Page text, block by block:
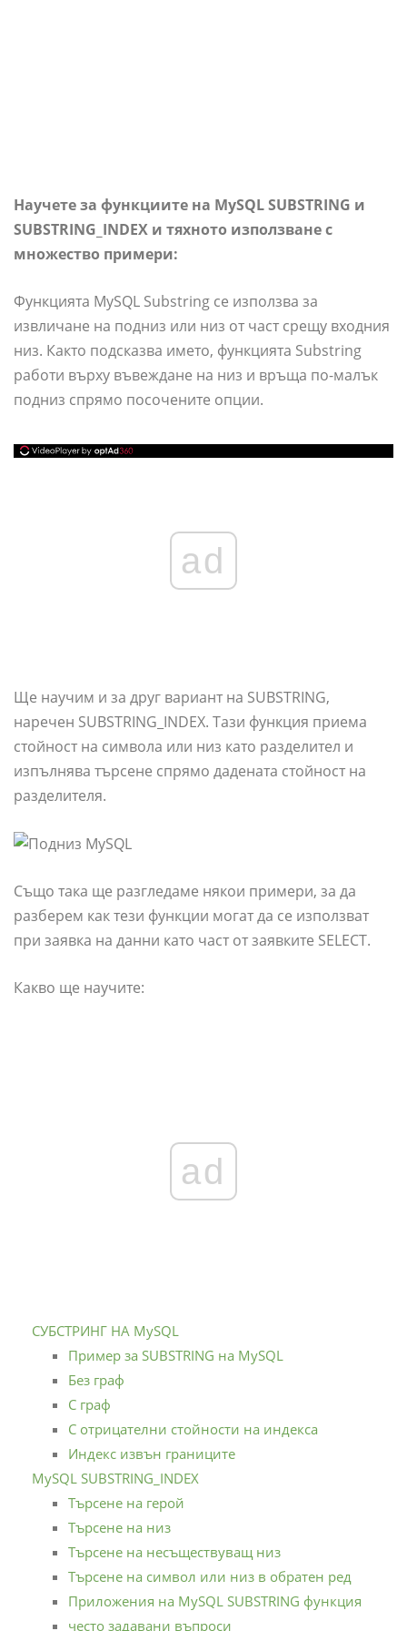
Научете за функциите на MySQL SUBSTRING и
SUBSTRING_INDEX и тяхното използване с
множество примери:
Функцията MySQL Substring се използва за
извличане на подниз или низ от част срещу входния
низ. Както подсказва името, функцията Substring
работи върху въвеждане на низ и връща по-малък
подниз спрямо посочените опции.
ad
Ще научим и за друг вариант на SUBSTRING,
наречен SUBSTRING_INDEX. Тази функция приема
стойност на символа или низ като разделител и
изпълнява търсене спрямо дадената стойност на
разделителя.
Също така ще разгледаме някои примери, за да
разберем как тези функции могат да се използват
при заявка на данни като част от заявките SELECT.
Какво ще научите:
ad
СУБСТРИНГ НА MySQL
Пример за SUBSTRING на MySQL
Без граф
С граф
С отрицателни стойности на индекса
Индекс извън границите
MySQL SUBSTRING_INDEX
Търсене на герой
Търсене на низ
Търсене на несъществуващ низ
Търсене на символ или низ в обратен ред
Приложения на MySQL SUBSTRING функция
често задавани въпроси